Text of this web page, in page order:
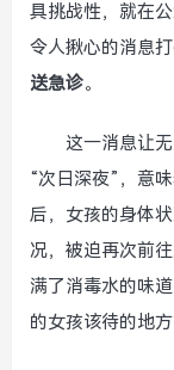
具挑战性，就在
令人揪心的消息打
送急诊。
这一消息让
“次日深夜”，意
后，女孩的身体
况，被迫再次前
满了消毒水的味
的女孩该待的地方